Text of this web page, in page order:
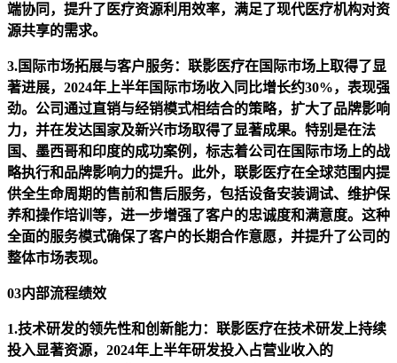
端协同，提升了医疗资源利用效率，满足了现代医疗机构对资
源共享的需求。
3.国际市场拓展与客户服务：联影医疗在国际市场上取得了显
著进展，2024年上半年国际市场收入同比增长约30%，表现强
劲。公司通过直销与经销模式相结合的策略，扩大了品牌影响
力，并在发达国家及新兴市场取得了显著成果。特别是在法
国、墨西哥和印度的成功案例，标志着公司在国际市场上的战
略执行和品牌影响力的提升。此外，联影医疗在全球范围内提
供全生命周期的售前和售后服务，包括设备安装调试、维护保
养和操作培训等，进一步增强了客户的忠诚度和满意度。这种
全面的服务模式确保了客户的长期合作意愿，并提升了公司的
整体市场表现。
03内部流程绩效
1.技术研发的领先性和创新能力：联影医疗在技术研发上持续
投入显著资源，2024年上半年研发投入占营业收入的